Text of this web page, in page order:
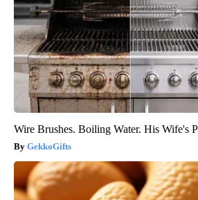
Wire Brushes. Boiling Water. His Wife's
GekkoGifts